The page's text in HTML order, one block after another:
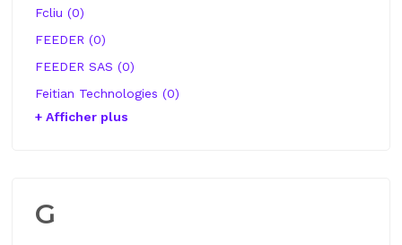
Fcliu (0)
FEEDER (0)
FEEDER SAS (0)
Feitian Technologies (0)
+ Afficher plus
G